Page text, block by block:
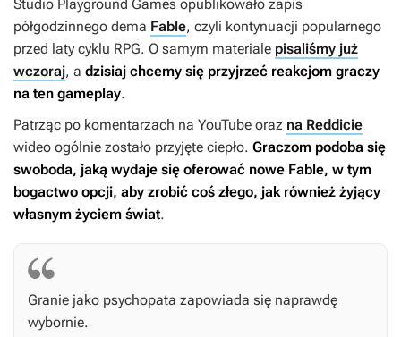
Studio Playground Games opublikowało zapis
półgodzinnego dema Fable, czyli kontynuacji popularnego
przed laty cyklu RPG. O samym materiale pisaliśmy już
wczoraj, a dzisiaj chcemy się przyjrzeć reakcjom graczy
na ten gameplay.
Patrząc po komentarzach na YouTube oraz na Reddicie
wideo ogólnie zostało przyjęte ciepło. Graczom podoba się
swoboda, jaką wydaje się oferować nowe Fable, w tym
bogactwo opcji, aby zrobić coś złego, jak również żyjący
własnym życiem świat.
Granie jako psychopata zapowiada się naprawdę
wybornie.